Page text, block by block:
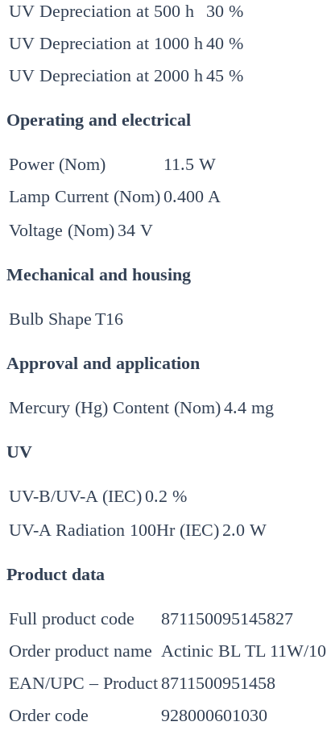
UV Depreciation at 500 h
30 %
UV Depreciation at 1000 h40 %
UV Depreciation at 2000 h45 %
Operating and electrical
Power (Nom)
11.5 W
Lamp Current (Nom)0.400 A
Voltage (Nom) 34 V
Mechanical and housing
Bulb Shape T16
Approval and application
Mercury (Hg) Content (Nom)4.4 mg
UV
UV-B/UV-A (IEC)0.2 %
UV-A Radiation 100Hr (IEC) 2.0 W
Product data
Full product code
871150095145827
Order product name Actinic BL TL 11W/10
EAN/UPC – Product8711500951458
Order code
928000601030